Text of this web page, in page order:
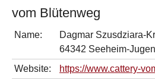
vom Blütenweg
Name:
Dagmar Szusdziara-
64342 Seeheim-
Website:
https://www.cattery-